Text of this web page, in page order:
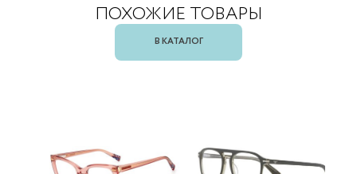
ПОХОЖИЕ ТОВАРЫ
В КАТАЛОГ